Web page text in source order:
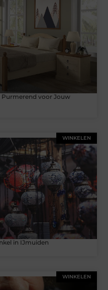
Purmerend voor Jouw
WINKELEN
in IJmuiden
WINKELEN